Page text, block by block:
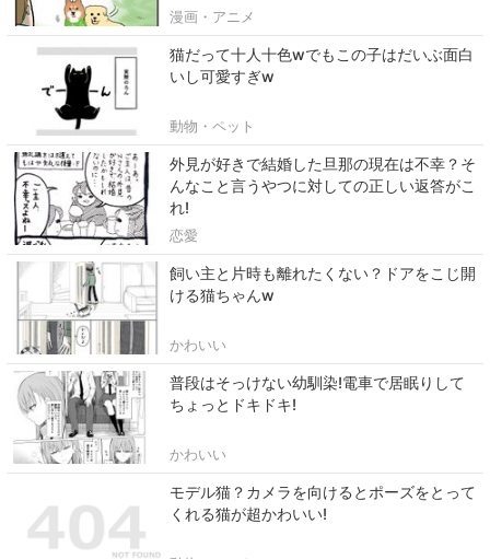
漫画・アニメ
猫だって十人十色wでもこの子はだいぶ面白
いし可愛すぎw
動物・ペット
外見が好きで結婚した旦那の現在は不幸？そ
んなこと言うやつに対しての正しい返答がこ
れ!
恋愛
飼い主と片時も離れたくない？ドアをこじ開
ける猫ちゃんw
かわいい
普段はそっけない幼馴染!電車で居眠りして
ちょっとドキドキ!
かわいい
モデル猫？カメラを向けるとポーズをとって
くれる猫が超かわいい!